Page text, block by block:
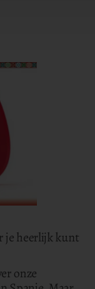
je heerlijk kunt
onze